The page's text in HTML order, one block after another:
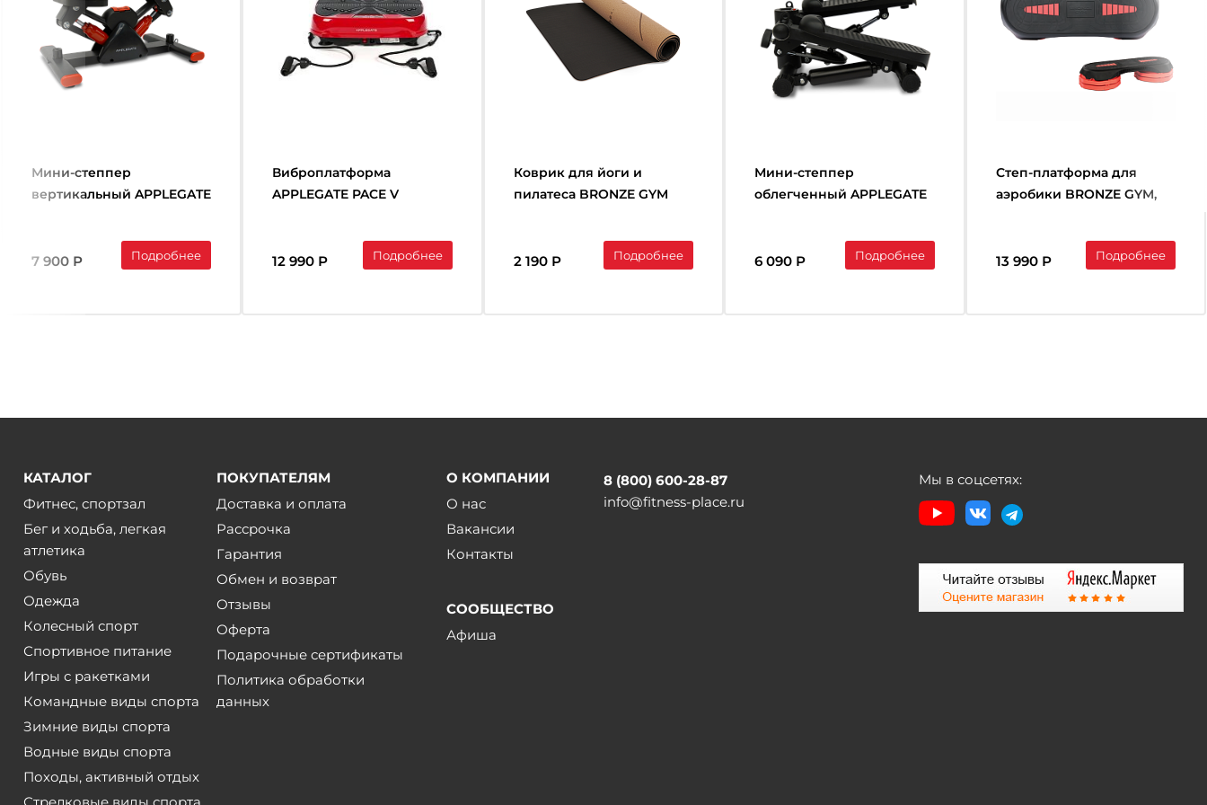
Мини-степпер
вертикальный APPLEGATE
7 900 Р Подробнее
Виброплатформа
APPLEGATE PACE V
12 990 Р Подробнее
Коврик для йоги и
пилатеса BRONZE GYM
2 190 Р Подробнее
Мини-степпер
облегченный APPLEGATE
6 090 Р Подробнее
Степ-платформа для
аэробики BRONZE GYM,
13 990 Р Подробнее
КАТАЛОГ
Фитнес, спортзал
Бег и ходьба, легкая
атлетика
Обувь
Одежда
Колесный спорт
Спортивное питание
Игры с ракетками
Командные виды спорта
Зимние виды спорта
Водные виды спорта
Походы, активный отдых
ПОКУПАТЕЛЯМ
Доставка и оплата
Рассрочка
Гарантия
Обмен и возврат
Отзывы
Оферта
Подарочные сертификаты
Политика обработки
данных
О КОМПАНИИ
О нас
Вакансии
Контакты
СООБЩЕСТВО
Афиша
8 (800) 600-28-87
info@fitness-place.ru
Мы в соцсетях: